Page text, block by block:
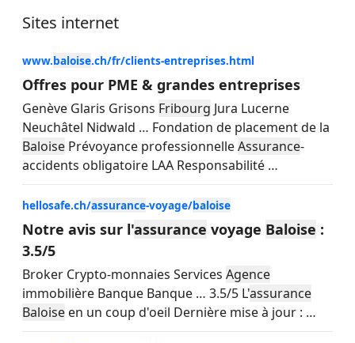
Sites internet
www.baloise.ch/fr/clients-entreprises.html
Offres pour PME & grandes entreprises
Genève Glaris Grisons Fribourg Jura Lucerne
Neuchâtel Nidwald … Fondation de placement de la
Baloise Prévoyance professionnelleAssurance-
accidents obligatoire LAA Responsabilité …
hellosafe.ch/assurance-voyage/baloise
Notre avis sur l'assurance voyage Baloise :
3.5/5
Broker Crypto-monnaies Services Agence
immobilière Banque Banque … 3.5/5 L'assurance
Baloise en un coup d'oeil Dernière mise à jour : …